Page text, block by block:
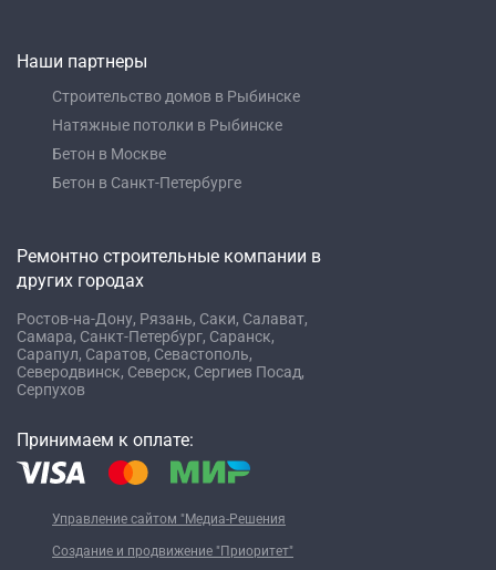
Принимаем к оплате:
Наши партнеры
Строительство домов в Рыбинске
Натяжные потолки в Рыбинске
Бетон в Москве
Бетон в Санкт-Петербурге
Ремонтно строительные компании в
других городах
Ростов-на-Дону, Рязань, Саки, Салават,
Самара, Санкт-Петербург, Саранск,
Сарапул, Саратов, Севастополь,
Северодвинск, Северск, Сергиев Посад,
Серпухов
Управление сайтом "Медиа-Решения
Создание и продвижение "Приоритет"